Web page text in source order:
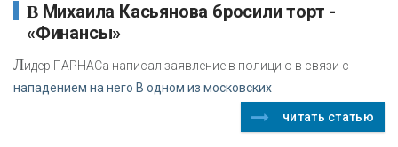
В Михаила Касьянова бросили торт -
«Финансы»
Лидер ПАРНАСа написал заявление в полицию в связи с
нападением на него В одном из московских
читать статью